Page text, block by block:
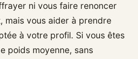
ni vous faire renoncer
mais vous aider à prendre
à votre profil. Si vous êtes
poids moyenne, sans